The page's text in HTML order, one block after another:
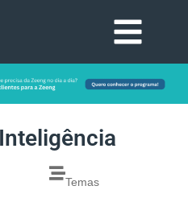
Temas